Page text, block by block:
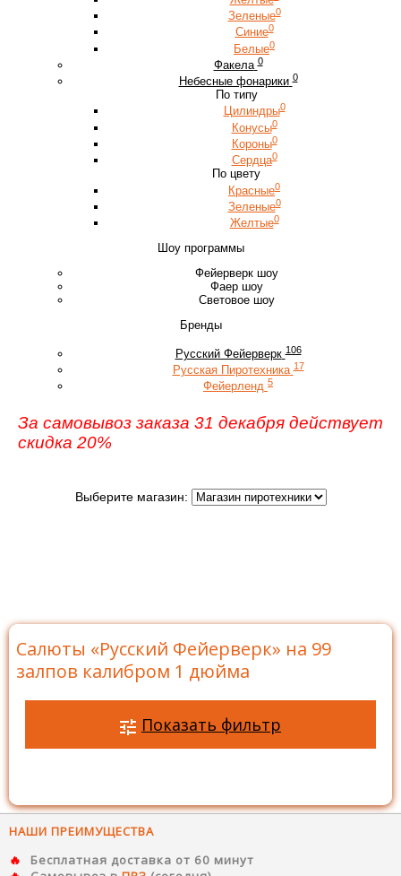
Зеленые0
Синие0
Белые0
Факела 0
Небесные фонарики 0
По типу
Цилиндры0
Конусы0
Короны0
Сердца0
По цвету
Красные0
Зеленые0
Желтые0
Шоу программы
Фейерверк шоу
Фаер шоу
Световое шоу
Бренды
Русский Фейерверк 106
Русская Пиротехника 17
Фейерленд 5
За самовывоз заказа 31 декабря действует
скидка 20%
Выберите магазин:
Салюты «Русский Фейерверк» на 99
залпов калибром 1 дюйма
Показать фильтр
НАШИ ПРЕИМУЩЕСТВА
Бесплатная доставка от 60 минут